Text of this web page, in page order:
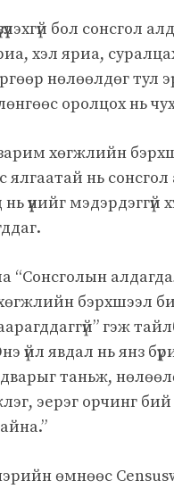
бол сонсгол
хэл яриа,
нөлөөлдөг тул
оролцох нь
хөгжлийн
ялгаатай нь
үүнийг мэдэрдэггүй
“Сонсголын
бэрхшээл
гэж
үйл явдал нь янз
таньж,
эерэг орчинг
өмнөөс